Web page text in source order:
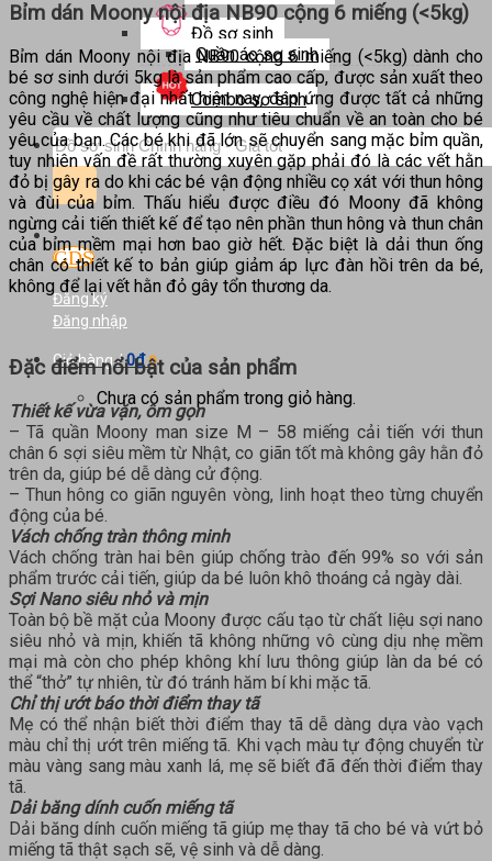
Đồ sơ sinh
Quần áo sơ sinh
Combo sơ sinh
Tìm
kiếm:
Đăng ký
Đăng nhập
Giỏ hàng /0₫ 0
Chưa có sản phẩm trong giỏ hàng.
Bỉm dán Moony nội địa NB90 cộng 6 miếng (<5kg)
Bỉm dán Moony nội địa NB90 cộng 6 miếng (<5kg) dành cho
bé sơ sinh dưới 5kg là sản phẩm cao cấp, được sản xuất theo
công nghệ hiện đại nhất hiện nay, đáp ứng được tất cả những
yêu cầu về chất lượng cũng như tiêu chuẩn về an toàn cho bé
yêu của bạn. Các bé khi đã lớn sẽ chuyển sang mặc bỉm quần,
tuy nhiên vấn đề rất thường xuyên gặp phải đó là các vết hằn
đỏ bị gây ra do khi các bé vận động nhiều cọ xát với thun hông
và đùi của bỉm. Thấu hiểu được điều đó Moony đã không
ngừng cải tiến thiết kế để tạo nên phần thun hông và thun chân
của bỉm mềm mại hơn bao giờ hết. Đặc biệt là dải thun ống
chân có thiết kế to bản giúp giảm áp lực đàn hồi trên da bé,
không để lại vết hằn đỏ gây tổn thương da.
Đặc điểm nổi bật của sản phẩm
Thiết kế vừa vặn, ôm gọn
– Tã quần Moony man size M – 58 miếng cải tiến với thun
chân 6 sợi siêu mềm từ Nhật, co giãn tốt mà không gây hằn đỏ
trên da, giúp bé dễ dàng cử động.
– Thun hông co giãn nguyên vòng, linh hoạt theo từng chuyển
động của bé.
Vách chống tràn thông minh
Vách chống tràn hai bên giúp chống trào đến 99% so với sản
phẩm trước cải tiến, giúp da bé luôn khô thoáng cả ngày dài.
Sợi Nano siêu nhỏ và mịn
Toàn bộ bề mặt của Moony được cấu tạo từ chất liệu sợi nano
siêu nhỏ và mịn, khiến tã không những vô cùng dịu nhẹ mềm
mại mà còn cho phép không khí lưu thông giúp làn da bé có
thể “thở” tự nhiên, từ đó tránh hăm bí khi mặc tã.
Chỉ thị ướt báo thời điểm thay tã
Mẹ có thể nhận biết thời điểm thay tã dễ dàng dựa vào vạch
màu chỉ thị ướt trên miếng tã. Khi vạch màu tự động chuyển từ
màu vàng sang màu xanh lá, mẹ sẽ biết đã đến thời điểm thay
tã.
Dải băng dính cuốn miếng tã
Dải băng dính cuốn miếng tã giúp mẹ thay tã cho bé và vứt bỏ
miếng tã thật sạch sẽ, vệ sinh và dễ dàng.